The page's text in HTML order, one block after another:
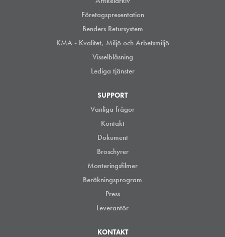
Företagspresentation
Benders Retursystem
KMA - Kvalitet, Miljö och Arbetsmiljö
Visselblåsning
Lediga tjänster
SUPPORT
Vanliga frågor
Kontakt
Dokument
Broschyrer
Monteringsfilmer
Beräkningsprogram
Press
Leverantör
KONTAKT